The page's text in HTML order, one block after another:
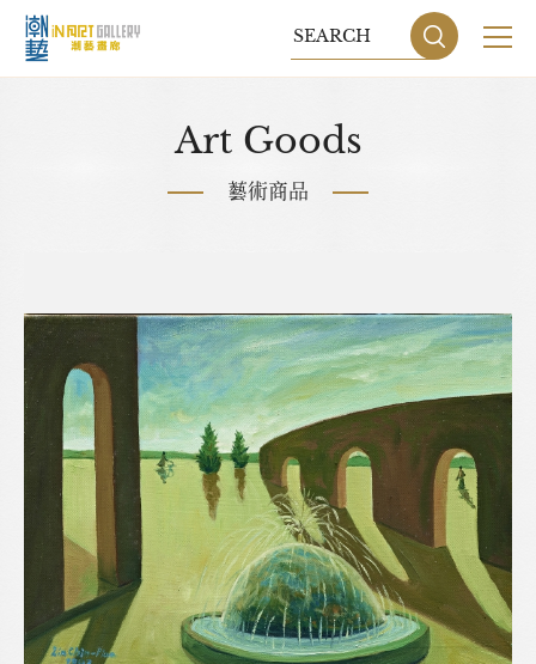
收藏交流
網站地圖 隱私權政策
DESIGN BY GRNET
Art Goods
藝術商品